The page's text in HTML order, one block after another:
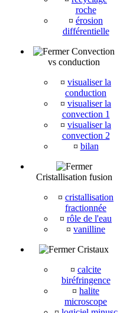
roche
¤ érosion
différentielle
Convection
vs conduction
¤ visualiser la
conduction
¤ visualiser la
convection 1
¤ visualiser la
convection 2
¤ bilan
Cristallisation fusion
¤ cristallisation
fractionnée
¤ rôle de l'eau
¤ vanilline
Cristaux
¤ calcite
biréfringence
¤ halite
microscope